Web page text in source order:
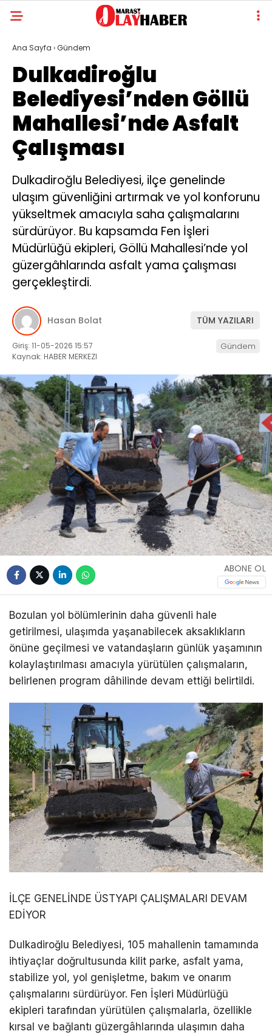
Ana Sayfa ›Gündem
Dulkadiroğlu
Belediyesi’nden Göllü
Mahallesi’nde Asfalt
Çalışması
Dulkadiroğlu Belediyesi, ilçe genelinde
ulaşım güvenliğini artırmak ve yol konforunu
yükseltmek amacıyla saha çalışmalarını
sürdürüyor. Bu kapsamda Fen İşleri
Müdürlüğü ekipleri, Göllü Mahallesi’nde yol
güzergâhlarında asfalt yama çalışması
gerçekleştirdi.
Hasan Bolat TÜM YAZILARI
Giriş: 11-05-2026 15:57
Kaynak: HABER MERKEZI
Gündem
ABONE OL
Bozulan yol bölümlerinin daha güvenli hale
getirilmesi, ulaşımda yaşanabilecek aksaklıkların
önüne geçilmesi ve vatandaşların günlük yaşamının
kolaylaştırılması amacıyla yürütülen çalışmaların,
belirlenen program dâhilinde devam ettiği belirtildi.
İLÇE GENELİNDE ÜSTYAPI ÇALIŞMALARI DEVAM
EDİYOR
Dulkadiroğlu Belediyesi, 105 mahallenin tamamında
ihtiyaçlar doğrultusunda kilit parke, asfalt yama,
stabilize yol, yol genişletme, bakım ve onarım
çalışmalarını sürdürüyor. Fen İşleri Müdürlüğü
ekipleri tarafından yürütülen çalışmalarla, özellikle
kırsal ve bağlantı güzergâhlarında ulaşımın daha